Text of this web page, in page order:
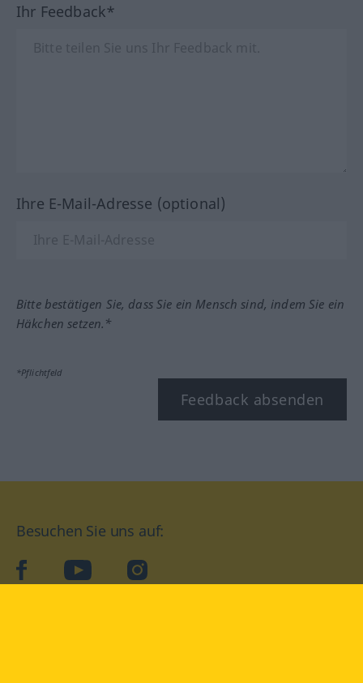
Ihr Feedback*
Ihre E-Mail-Adresse (optional)
Bitte bestätigen Sie, dass Sie ein Mensch sind, indem Sie ein
Häkchen setzen.*
*Pflichtfeld
Feedback absenden
Besuchen Sie uns auf:
facebookYouTube Instagram